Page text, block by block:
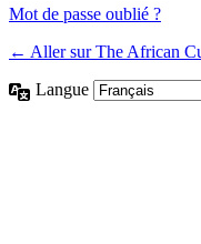
Mot de passe oublié ?
← Aller sur The African
Langue